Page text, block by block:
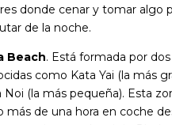
donde cenar y tomar algo
de la noche.
Beach. Está formada por dos
como Kata Yai (la más
Noi (la más pequeña). Esta
más de una hora en coche